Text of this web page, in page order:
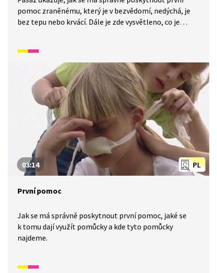
pomoc zraněnému, který je v bezvědomí, nedýchá, je
bez tepu nebo krvácí. Dále je zde vysvětleno, co je
PL
03:14
První pomoc
Jak se má správně poskytnout první pomoc, jaké se
k tomu dají využít pomůcky a kde tyto pomůcky
najdeme.